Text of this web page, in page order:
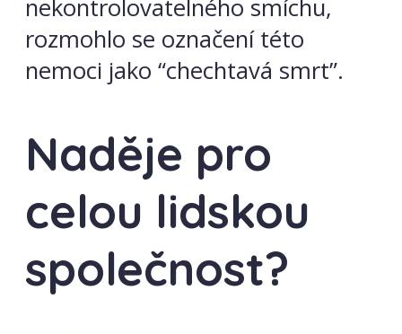
nekontrolovatelného smíchu,
rozmohlo se označení této
nemoci jako “chechtavá smrt”.
Naděje pro
celou lidskou
společnost?